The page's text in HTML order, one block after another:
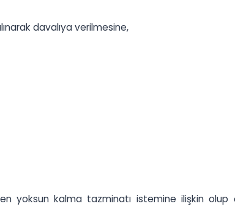
davalıya verilmesine,
yoksun kalma tazminatı istemine ilişkin olup